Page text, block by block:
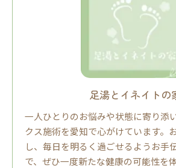
足湯とイネイトの
一人ひとりのお悩みや状態に寄り添
クス施術を愛知で心がけています。
し、毎日を明るく過ごせるようお手
で、ぜひ一度新たな健康の可能性を